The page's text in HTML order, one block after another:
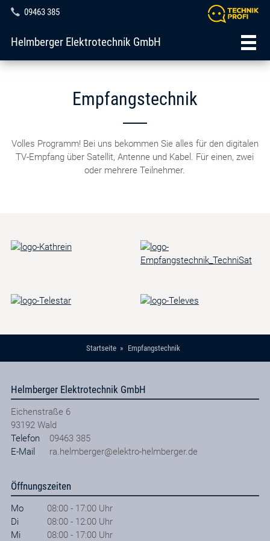
09463 385
Helmberger Elektrotechnik GmbH
Empfangstechnik
Volles Programm! Bei uns bekommen Sie alles für den digitalen
TV-Empfang über Satellit, Antenne und Kabel. Für einen, zwei
oder mehrere Teilnehmer.
Startseite Empfangstechnik
Helmberger Elektrotechnik GmbH
Eichenstraße 6
93192 Wald
Telefon
09463 385
E-Mail
ra.helmberger@elektro-helmberger.de
Öffnungszeiten
Mo
08:00 - 17:00 Uhr
Di
08:00 - 12:00 Uhr
Mi
08:00 - 17:00 Uhr